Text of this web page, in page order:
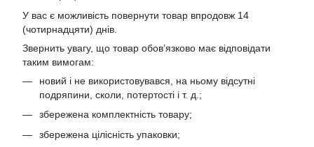
У вас є можливість повернути товар впродовж 14
(чотирнадцяти) днів.
Звернить увагу, що товар обов’язково має відповідати
таким вимогам:
новий і не використовувався, на ньому відсутні
подряпини, сколи, потертості і т. д.;
збережена комплектність товару;
збережена цілісність упаковки;